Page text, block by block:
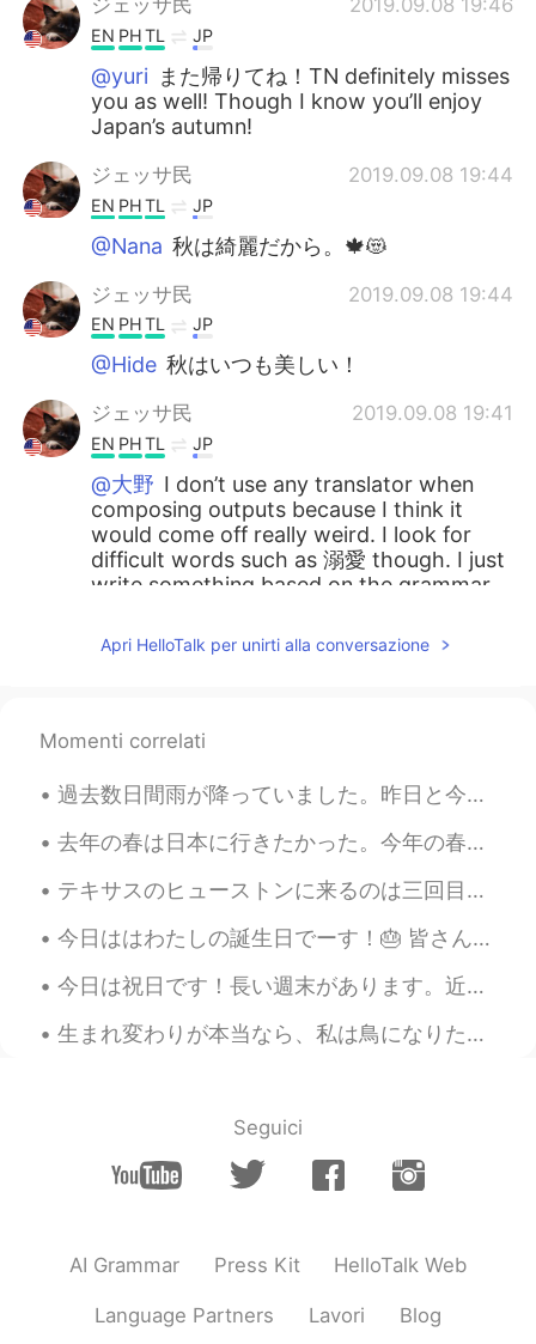
ジェッサ民 2019.09.08 19:46
EN PHTL JP
@yuri
また帰りてね！TN definitely misses
you as well! Though I know you’ll enjoy
Japan’s autumn!
ジェッサ民 2019.09.08 19:44
EN PHTL JP
@Nana 秋は綺麗だから。🍁😻
ジェッサ民 2019.09.08 19:44
EN PHTL JP
@Hide 秋はいつも美しい！
ジェッサ民 2019.09.08 19:41
EN PHTL JP
@大野 I don’t use any translator when
composing outputs because I think it
would come off really weird. I look for
difficult words such as 溺愛 though. I just
write something based on the grammar
forget it. ジェッサの日本語は全然上手じゃ
ないから書くのに多くの時間を費やして頑
ジェッサ民
@Reikoどこでピーカンパイを食べました
か？
ジェッサ民 2019.09.08 19:29
EN
@Satoo待てない〜
ジェッサ民 2019.09.08 19:29
EN PHTL JP
ENPHTL
ENPHTL JP
Apri HelloTalk per unirti alla conversazione
Momenti correlati
過去数日間雨が降っていました。昨日と今日は晴れた日だから良かった！☀️ モモちゃんは裏庭に走って、ドアを見つけられないので、中に入るためにスクリーンを登ってみました。😂 スパイダー猫になったね。🕷🐱
去年の春は日本に行きたかった。今年の春は、またできなかった。😿 ラスベガスに行った時ホテルの中には植物園があります！美しいお花を見ました！✨💐🌷🌹桜のような木も見たけど、近づいたとき、本物じゃな...
テキサスのヒューストンに来るのは三回目です。でも、この場所に来るのは初めてです。橋から風景写真を撮りました。数フィート先に、Jaime Plensa先生の「Tolerance Sculpture...
今日ははわたしの誕生日でーす！🎂 皆さん、日本語の勉強で手伝ってくれてありがとうございます！これからも頑張ります。よろしくお願いします！☺️ 誕生日のために、毎年、赤い服を着ます。日本には...
今日は祝日です！長い週末があります。近くの湖とか、テネシーの「Rock City」とか、海に行きました！ 湖は私の患者さんの家から遠くないです。たぶん、仕事の後湖に行きます。湖で波がないから泳...
生まれ変わりが本当なら、私は鳥になりたいと思います。鳥のように旅行したいから。でも、たぶん、鳥には、人間に違って、旅行はあまり楽しくない。💁🏻‍♀️🦅 この写真はイギリスの「Bath」と言う街...
Seguici
AI Grammar Press Kit HelloTalk Web
Language Partners Lavori Blog